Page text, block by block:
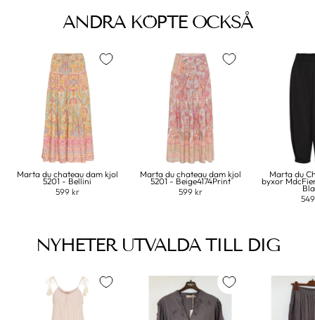
ANDRA KÖPTE OCKSÅ
Marta du chateau dam kjol
5201 - Bellini
599 kr
Marta du chateau dam kjol
5201 - Beige4174Print
599 kr
Marta du
byxor
NYHETER UTVALDA TILL DIG